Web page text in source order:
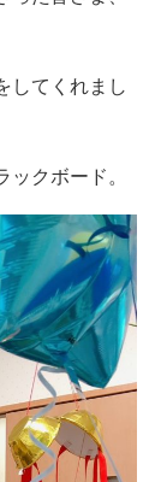
してくれまし
クボード。